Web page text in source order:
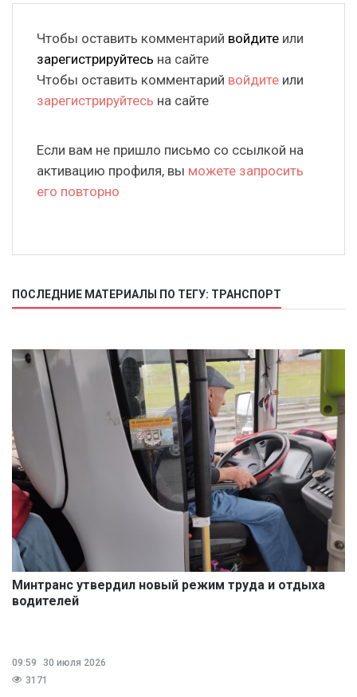
Чтобы оставить комментарий войдите или
зарегистрируйтесь на сайте
Чтобы оставить комментарий войдите или
зарегистрируйтесь на сайте
Если вам не пришло письмо со ссылкой на
активацию профиля, вы можете запросить
его повторно
ПОСЛЕДНИЕ МАТЕРИАЛЫ ПО ТЕГУ: ТРАНСПОРТ
Минтранс утвердил новый режим труда и отдыха
водителей
09:59
30 июля 2026
3171